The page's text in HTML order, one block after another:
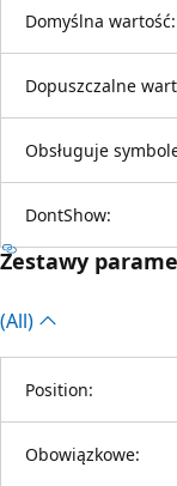
Domyślna wartość:
Dopuszczalne
Obsługuje
DontShow:
Zestawy
(All)
Position:
Obowiązkowe: